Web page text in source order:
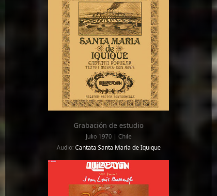
Grabación de estudio
Julio 1970 | Chile
Audio:Cantata Santa María de Iquique